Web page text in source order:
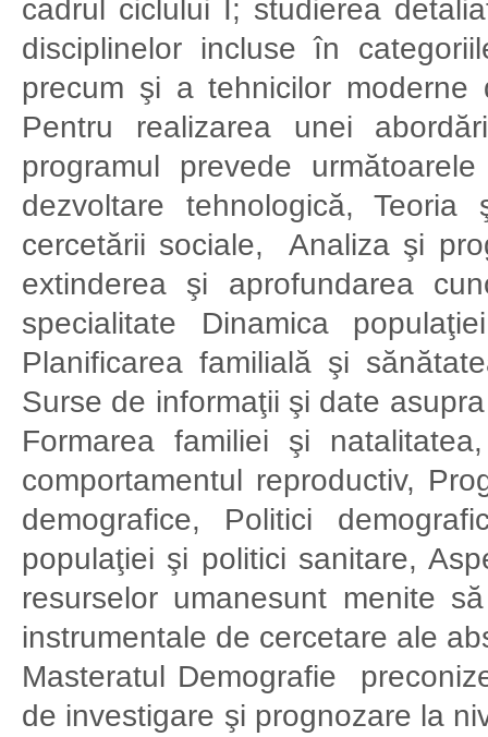
cadrul ciclului I; studierea
disciplinelor incluse în
precum şi a tehnicilor moderne
Pentru realizarea unei
programul prevede
dezvoltare tehnologică, Teoria
cercetării sociale, Analiza şi
extinderea şi aprofundarea
specialitate Dinamica
Planificarea familială şi
Surse de informaţii şi date
Formarea familiei şi
comportamentul reproductiv,
demografice, Politici
populaţiei şi politici sanitare,
resurselor umanesunt menite
instrumentale de cercetare ale
Masteratul Demografie
de investigare şi prognozare la